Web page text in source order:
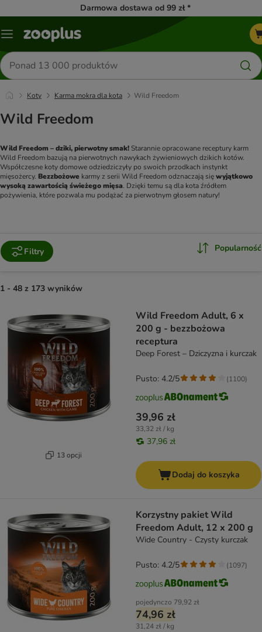
Darmowa dostawa od 99 zł *
Menu
Szukaj
produktów
Koty Karma mokra dla kota Wild Freedom
Wild Freedom
Wild Freedom – dziki, pierwotny smak! Starannie opracowane receptury karm
Wild Freedom bazują na pierwotnych nawykach żywieniowych dzikich kotów.
Współczesne koty domowe odziedziczyły po swoich przodkach instynkt
mięsożercy. Bezzbożowe karmy z serii Wild Freedom odznaczają się wyjątkowo
wysoką zawartością świeżego mięsa. Dzięki temu są dla kota źródłem
pożywienia, które pozwala mu podążać za pierwotnym głosem natury!
Filtry Popularność
1 - 48 z 173 wyników
13 opcji
Wild Freedom Adult, 6 x
200 g - bezzbożowa
receptura
Deep Forest – Dziczyzna i kurczak
39,96 zł
33,32 zł / kg
37,96 zł
Pusto: 4.2/5 (1100)
Dodaj do koszyka
Korzystny pakiet Wild
Freedom Adult, 12 x 200 g
Wide Country - Czysty kurczak
pojedynczo 79,92 zł
74,96 zł
31,24 zł / kg
Pusto: 4.2/5 (1097)